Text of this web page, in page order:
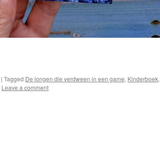
| Tagged De jongen die verdween in een game, Kinderboek,
Leave a comment